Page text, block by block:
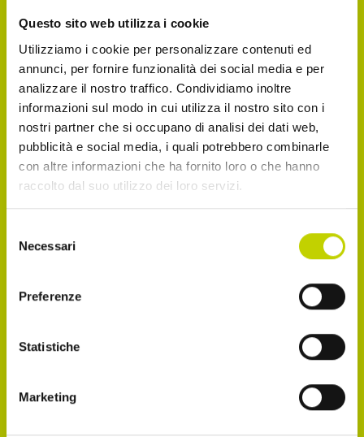
Questo sito web utilizza i cookie
Utilizziamo i cookie per personalizzare contenuti ed
annunci, per fornire funzionalità dei social media e per
analizzare il nostro traffico. Condividiamo inoltre
informazioni sul modo in cui utilizza il nostro sito con i
nostri partner che si occupano di analisi dei dati web,
pubblicità e social media, i quali potrebbero combinarle
con altre informazioni che ha fornito loro o che hanno
raccolto dal suo utilizzo dei loro servizi.
delNecessari
Preferenze
Statistiche
Marketing
Iscriviti alla Newsletter del Festival Internazionale
dell’Economia per essere sempre informato sulle
novità e gli appuntamenti in agenda!
Email
indicato nel punto 2.b dell'informativa ex art. 13